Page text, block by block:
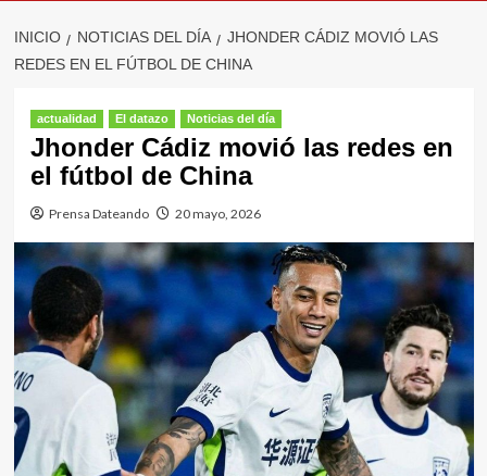
INICIO NOTICIAS DEL DÍA
JHONDER CÁDIZ MOVIÓ LAS
REDES EN EL FÚTBOL DE CHINA
actualidad El datazo Noticias del día
Jhonder Cádiz movió las redes en
el fútbol de China
Prensa Dateando 20 mayo, 2026